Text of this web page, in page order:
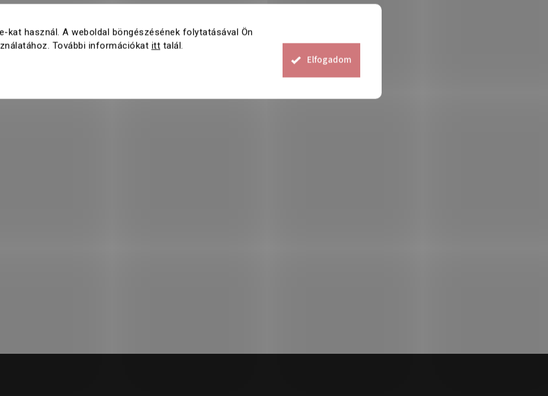
kat használ. A weboldal böngészésének folytatásával Ön
További információkat itt talál.
Elfogadom